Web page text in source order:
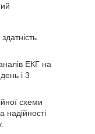
ЕКГ на
і 3
схеми
надійності